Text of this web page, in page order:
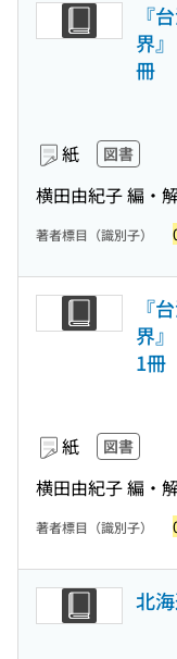
『
界
冊
紙 図書
横田由紀子 編・
著者標目（識別子）
『
界
1冊
紙 図書
横田由紀子 編・
著者標目（識別子）
北